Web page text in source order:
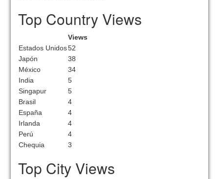
Top Country Views
Views
Estados Unidos52
Japón
38
México
34
India
5
Singapur
5
Brasil
4
España
4
Irlanda
4
Perú
4
Chequia
3
Top City Views